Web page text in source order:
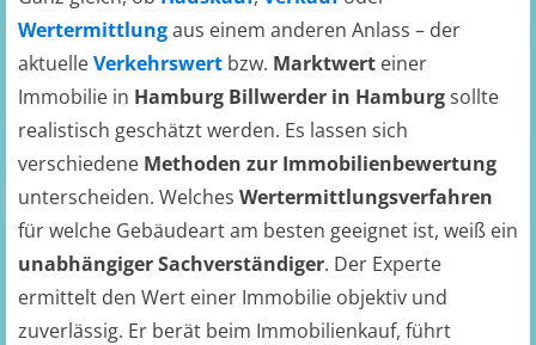
Wertermittlungaus einem anderen Anlass – der
aktuelleVerkehrswert bzw. Marktwert einer
Immobilie in Hamburg Billwerder in Hamburgsollte
realistisch geschätzt werden. Es lassen sich
verschiedene Methoden zur Immobilienbewertung
unterscheiden. Welches Wertermittlungsverfahren
für welche Gebäudeart am besten geeignet ist, weiß ein
unabhängiger Sachverständiger. Der Experte
ermittelt den Wert einer Immobilie objektiv und
zuverlässig. Er berät beim Immobilienkauf, führt